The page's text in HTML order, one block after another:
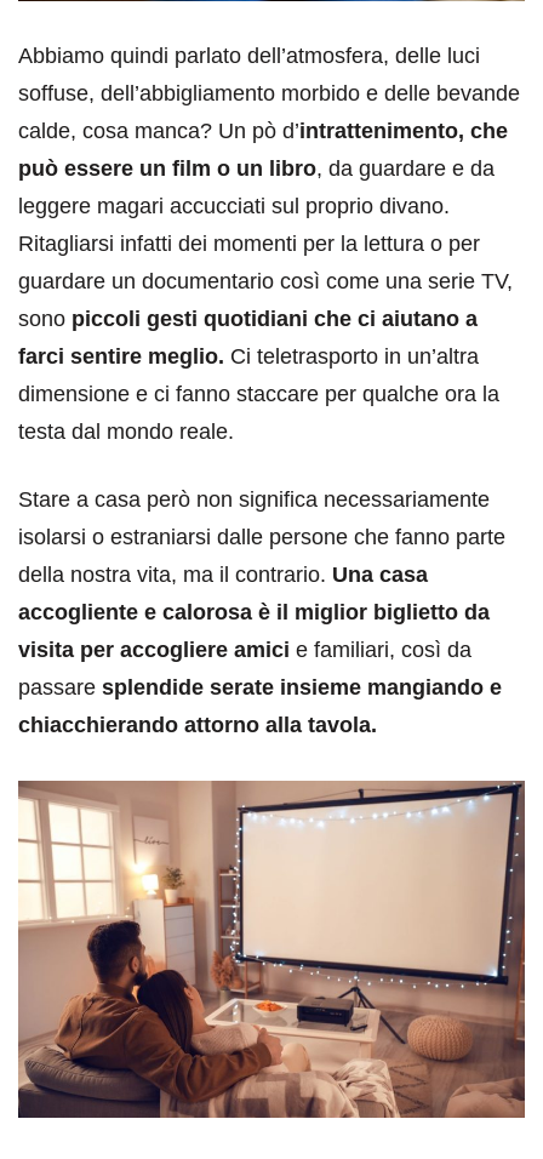
Abbiamo quindi parlato dell’atmosfera, delle luci
soffuse, dell’abbigliamento morbido e delle bevande
calde, cosa manca? Un pò d’intrattenimento, che
può essere un film o un libro, da guardare e da
leggere magari accucciati sul proprio divano.
Ritagliarsi infatti dei momenti per la lettura o per
guardare un documentario così come una serie TV,
sono piccoli gesti quotidiani che ci aiutano a
farci sentire meglio. Ci teletrasporto in un’altra
dimensione e ci fanno staccare per qualche ora la
testa dal mondo reale.
Stare a casa però non significa necessariamente
isolarsi o estraniarsi dalle persone che fanno parte
della nostra vita, ma il contrario. Una casa
accogliente e calorosa è il miglior biglietto da
visita per accogliere amici e familiari, così da
passare splendide serate insieme mangiando e
chiacchierando attorno alla tavola.